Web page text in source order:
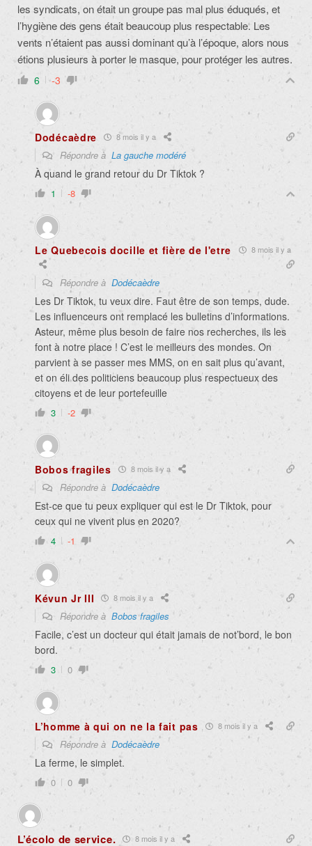
les syndicats, on était un groupe pas mal plus éduqués, et
l’hygiène des gens était beaucoup plus respectable. Les
vents n’étaient pas aussi dominant qu’à l’époque, alors nous
étions plusieurs à porter le masque, pour protéger les autres.
6 -3
Dodécaèdre 8 mois il y a
Répondre à La gauche modéré
À quand le grand retour du Dr Tiktok ?
1 -8
Le Quebecois docille et fière de l'etre 8 mois il y a
Répondre à Dodécaèdre
Les Dr Tiktok, tu veux dire. Faut être de son temps, dude.
Les influenceurs ont remplacé les bulletins d’informations.
Asteur, même plus besoin de faire nos recherches, ils les
font à notre place ! C’est le meilleurs des mondes. On
parvient à se passer mes MMS, on en sait plus qu’avant,
et on éli des politiciens beaucoup plus respectueux des
citoyens et de leur portefeuille
3 -2
Bobos fragiles 8 mois il y a
Répondre à Dodécaèdre
Est-ce que tu peux expliquer qui est le Dr Tiktok, pour
ceux qui ne vivent plus en 2020?
4 -1
Kévun Jr III 8 mois il y a
Répondre à Bobos fragiles
Facile, c’est un docteur qui était jamais de not’bord, le bon
bord.
3 0
L’homme à qui on ne la fait pas 8 mois il y a
Répondre à Dodécaèdre
La ferme, le simplet.
0 0
L’écolo de service. 8 mois il y a